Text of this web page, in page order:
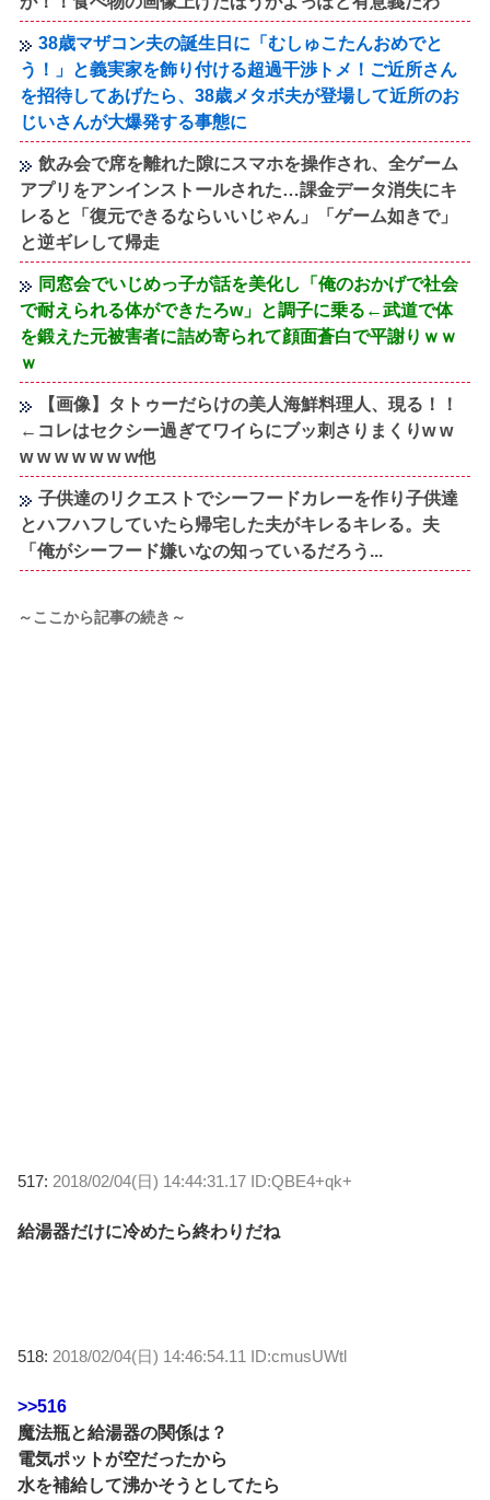
38歳マザコン夫の誕生日に「むしゅこたんおめでと
う！」と義実家を飾り付ける超過干渉トメ！ご近所さん
を招待してあげたら、38歳メタボ夫が登場して近所のお
じいさんが大爆発する事態に
飲み会で席を離れた隙にスマホを操作され、全ゲーム
アプリをアンインストールされた…課金データ消失にキ
レると「復元できるならいいじゃん」「ゲーム如きで」
と逆ギレして帰走
同窓会でいじめっ子が話を美化し「俺のおかげで社会
で耐えられる体ができたろw」と調子に乗る←武道で体
を鍛えた元被害者に詰め寄られて顔面蒼白で平謝りｗｗ
ｗ
【画像】タトゥーだらけの美人海鮮料理人、現る！！
←コレはセクシー過ぎてワイらにブッ刺さりまくりw w
w w w w w w w他
子供達のリクエストでシーフードカレーを作り子供達
とハフハフしていたら帰宅した夫がキレるキレる。夫
「俺がシーフード嫌いなの知っているだろう...
～ここから記事の続き～
517: 2018/02/04(日) 14:44:31.17 ID:QBE4+qk+
給湯器だけに冷めたら終わりだね
518: 2018/02/04(日) 14:46:54.11 ID:cmusUWtl
>>516
魔法瓶と給湯器の関係は？
電気ポットが空だったから
水を補給して沸かそうとしてたら